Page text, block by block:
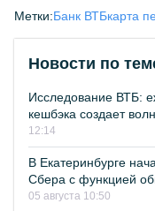
Метки:Банк ВТБкарта
Новости по
Исследование ВТБ:
кешбэка создает
12:14
В Екатеринбурге
Сбера с функцией
05 августа 10:50